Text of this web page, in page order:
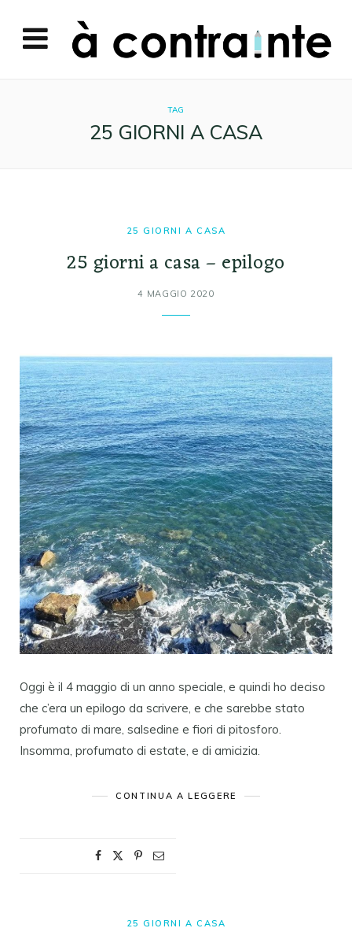
TAG
25 GIORNI A CASA
25 GIORNI A CASA
25 giorni a casa – epilogo
4 MAGGIO 2020
Oggi è il 4 maggio di un anno speciale, e quindi ho deciso
che c’era un epilogo da scrivere, e che sarebbe stato
profumato di mare, salsedine e fiori di pitosforo.
Insomma, profumato di estate, e di amicizia.
CONTINUA A LEGGERE
25 GIORNI A CASA